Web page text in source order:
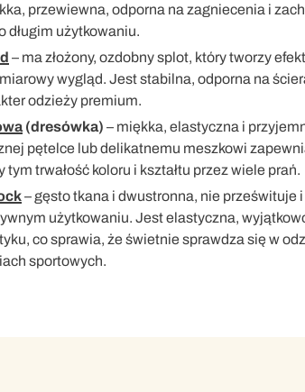
przewiewna, odporna na zagniecenia i
długim użytkowaniu.
– ma złożony, ozdobny splot, który tworzy
wygląd. Jest stabilna, odporna na
odzieży premium.
(dresówka) – miękka, elastyczna i
pętelce lub delikatnemu meszkowi
tym trwałość koloru i kształtu przez wiele prań.
– gęsto tkana i dwustronna, nie prześwituje
użytkowaniu. Jest elastyczna,
co sprawia, że świetnie sprawdza się w
sportowych.